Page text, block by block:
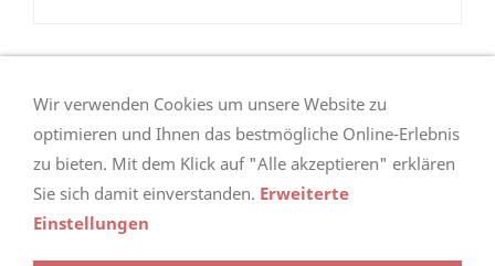
nach oben
Wir verwenden Cookies um unsere Website zu
optimieren und Ihnen das bestmögliche Online-Erlebnis
zu bieten. Mit dem Klick auf "Alle akzeptieren" erklären
Sie sich damit einverstanden. Erweiterte
Einstellungen